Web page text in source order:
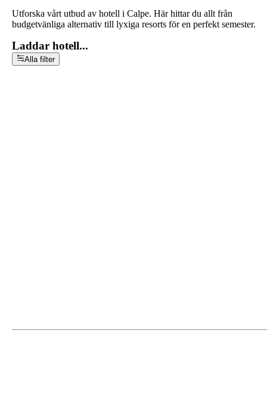
Utforska vårt utbud av hotell i Calpe. Här hittar du allt från
budgetvänliga alternativ till lyxiga resorts för en perfekt semester.
Laddar hotell...
Alla filter